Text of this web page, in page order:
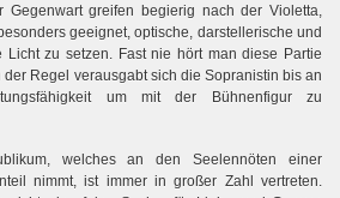
Gegenwart greifen begierig nach der Violetta,
geeignet, optische, darstellerische und
Licht zu setzen. Fast nie hört man diese Partie
Regel verausgabt sich die Sopranistin bis an
um mit der Bühnenfigur zu
welches an den Seelennöten einer
nimmt, ist immer in großer Zahl vertreten.